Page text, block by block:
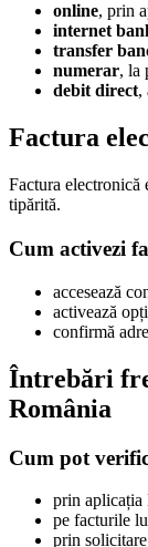
online, prin
internet
transfer
numerar, la
debit direct,
Factura
Factura electronică
tipărită.
Cum activezi
accesează
activează
confirmă
Întrebări
România
Cum pot
prin
pe facturile
prin